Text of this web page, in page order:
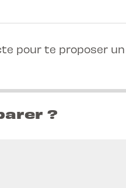
pour te proposer
?